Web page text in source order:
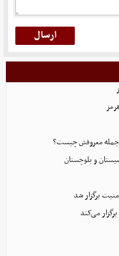
جمله معروفش چیست؟
و بلوچستان
می‌کند